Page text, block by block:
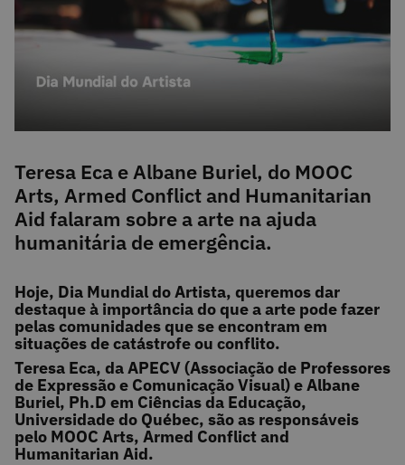
Teresa Eca e Albane Buriel, do MOOC
Arts, Armed Conflict and Humanitarian
Aid falaram sobre a arte na ajuda
humanitária de emergência.
Hoje, Dia Mundial do Artista, queremos dar
destaque à importância do que a arte pode fazer
pelas comunidades que se encontram em
situações de catástrofe ou conflito.
Teresa Eca, da APECV (Associação de Professores
de Expressão e Comunicação Visual) e Albane
Buriel, Ph.D em Ciências da Educação,
Universidade do Québec, são as responsáveis
pelo MOOC Arts, Armed Conflict and
Humanitarian Aid.